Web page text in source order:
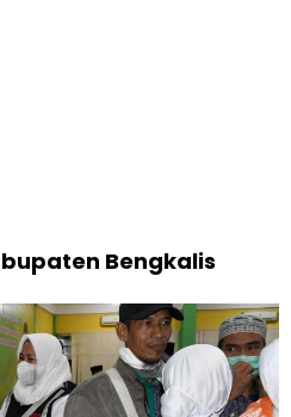
Bengkalis